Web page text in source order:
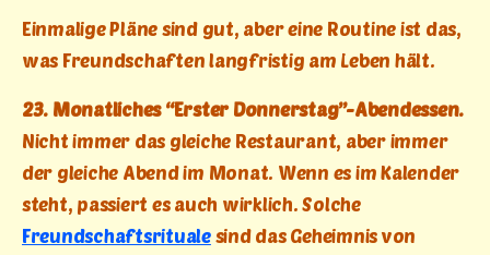
Einmalige Pläne sind gut, aber eine Routine ist das,
was Freundschaften langfristig am Leben hält.
23. Monatliches “Erster Donnerstag”-Abendessen.
Nicht immer das gleiche Restaurant, aber immer
der gleiche Abend im Monat. Wenn es im Kalender
steht, passiert es auch wirklich. Solche
Freundschaftsritualesind das Geheimnis von